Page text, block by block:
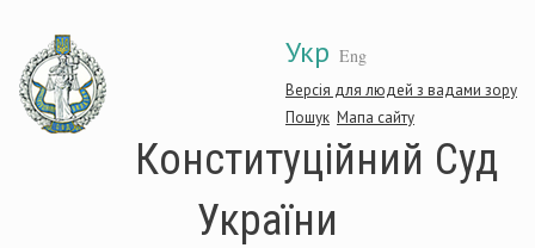
основного
матеріалу
Укр Eng
Версія для людей з вадами зору
Пошук Мапа сайту
Конституційний Суд
України